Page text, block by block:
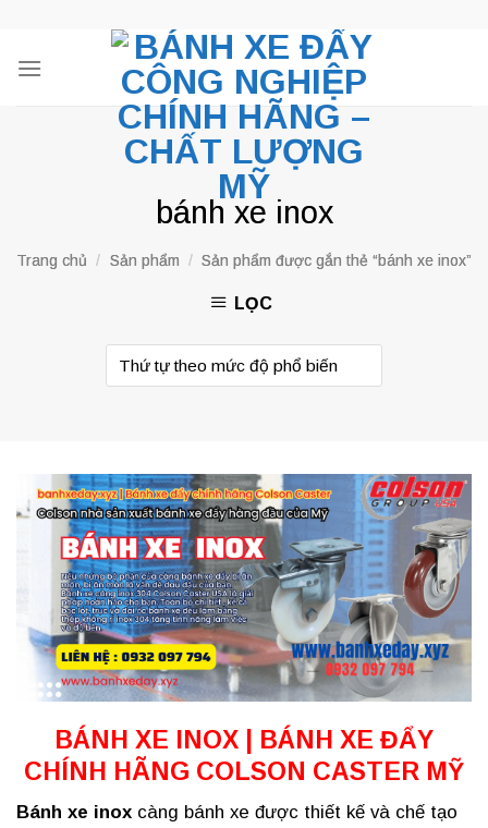
content
bánh xe inox
Trang chủ / Sản phẩm / Sản phẩm được gắn thẻ “bánh xe inox”
LỌC
BÁNH XE INOX | BÁNH XE ĐẨY
CHÍNH HÃNG COLSON CASTER MỸ
Bánh xe inox càng bánh xe được thiết kế và chế tạo